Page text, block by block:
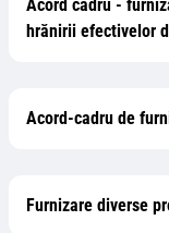
Acord cadru -
hrănirii efectivelor
Acord-cadru de
Furnizare diverse